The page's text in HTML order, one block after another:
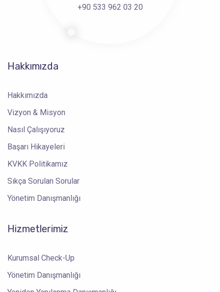
+90 533 962 03 20
Hakkımızda
Hakkımızda
Vizyon & Misyon
Nasıl Çalışıyoruz
Başarı Hikayeleri
KVKK Politikamız
Sıkça Sorulan Sorular
Yönetim Danışmanlığı
Hizmetlerimiz
Kurumsal Check-Up
Yönetim Danışmanlığı